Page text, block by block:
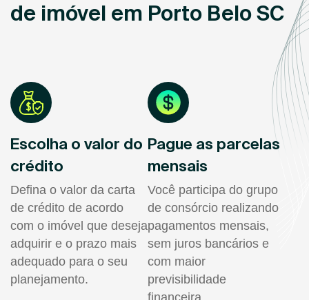
de imóvel em Porto Belo SC
Escolha o valor do
crédito
Defina o valor da carta
de crédito de acordo
com o imóvel que deseja
adquirir e o prazo mais
adequado para o seu
planejamento.
Pague as parcelas
mensais
Você participa do grupo
de consórcio realizando
pagamentos mensais,
sem juros bancários e
com maior
previsibilidade
financeira.